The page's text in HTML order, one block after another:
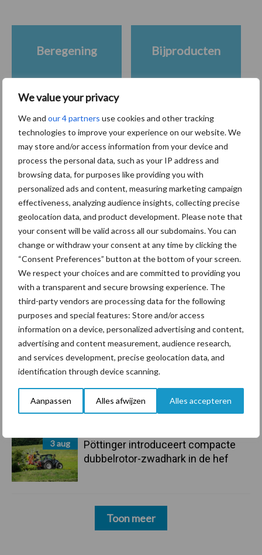
We value your privacy
We and our 4 partners use cookies and other tracking
technologies to improve your experience on our website. We
may store and/or access information from your device and
process the personal data, such as your IP address and
browsing data, for purposes like providing you with
personalized ads and content, measuring marketing campaign
effectiveness, analyzing audience insights, collecting precise
geolocation data, and product development. Please note that
your consent will be valid across all our subdomains. You can
change or withdraw your consent at any time by clicking the
“Consent Preferences” button at the bottom of your screen.
We respect your choices and are committed to providing you
with a transparent and secure browsing experience. The
third-party vendors are processing data for the following
purposes and special features: Store and/or access
information on a device, personalized advertising and content,
advertising and content measurement, audience research,
and services development, precise geolocation data, and
identification through device scanning.
Aanpassen Alles afwijzen Alles accepteren
Primaire
Sidebar
Recent nieuws Partner nieuws
6 aug
ForFarmers ziet volume en
marktaandeel groeien in krimpende
Nederlandse markt
6 aug
Tien praktische tips voor een
langere levensduur
5 aug
“Vraag naar praktische
hygieneoplossingen is in Polen
groter dan ooit”
5 aug
Drie Franse bedrijven over de grens
van 14.000 kilogram melk
3 aug
Pöttinger introduceert compacte
dubbelrotor-zwadhark in de hef
Toon meer
Beregening Bijproducten
Toon meer